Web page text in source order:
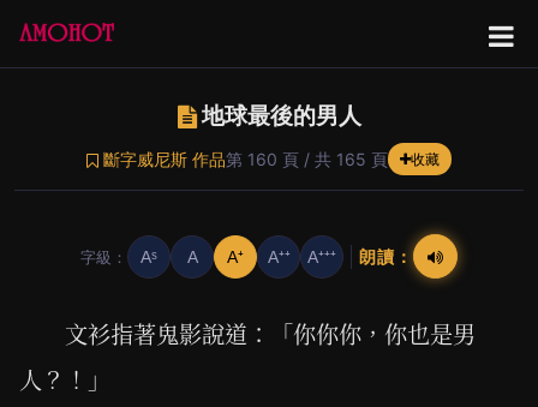
地球最後的男人
斷字威尼斯 作品第 160 頁 / 共 165 頁 收藏
字級： Aˢ A A⁺ A⁺⁺ A⁺⁺⁺ 朗讀：
文衫指著鬼影說道：「你你你，你也是男
人？！」